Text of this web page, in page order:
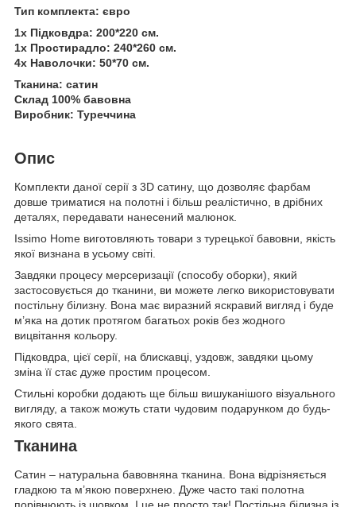
Тип комплекта: євро
1х Підковдра: 200*220 см.
1х Простирадло: 240*260 см.
4х Наволочки: 50*70 см.
Тканина: сатин
Склад 100% бавовна
Виробник: Туреччина
Опис
Комплекти даної серії з 3D сатину, що дозволяє фарбам
довше триматися на полотні і більш реалістично, в дрібних
деталях, передавати нанесений малюнок.
Issimo Home виготовляють товари з турецької бавовни, якість
якої визнана в усьому світі.
Завдяки процесу мерсеризації (способу оборки), який
застосовується до тканини, ви можете легко використовувати
постільну білизну. Вона має виразний яскравий вигляд і буде
м’яка на дотик протягом багатьох років без жодного
вицвітання кольору.
Підковдра, цієї серії, на блискавці, уздовж, завдяки цьому
зміна її стає дуже простим процесом.
Стильні коробки додають ще більш вишуканішого візуального
вигляду, а також можуть стати чудовим подарунком до будь-
якого свята.
Тканина
Сатин – натуральна бавовняна тканина. Вона відрізняється
гладкою та м’якою поверхнею. Дуже часто такі полотна